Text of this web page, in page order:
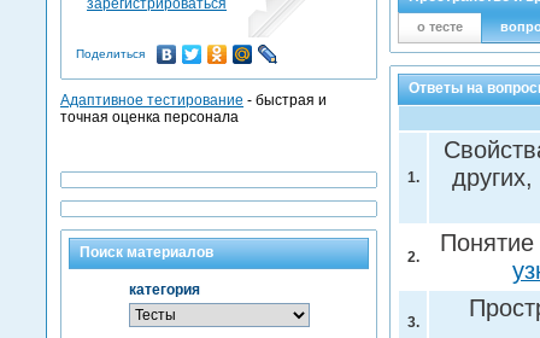
о тесте
Ответы на
1.
2.
Понятие
3.
зарегистрироваться
Поделиться
Адаптивное тестирование - быстрая и
точная оценка персонала
Поиск материалов
категория